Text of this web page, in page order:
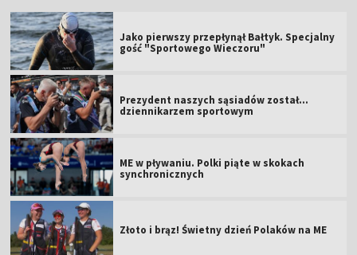
Jako pierwszy przepłynął Bałtyk. Specjalny
gość "Sportowego Wieczoru"
Prezydent naszych sąsiadów został...
dziennikarzem sportowym
ME w pływaniu. Polki piąte w skokach
synchronicznych
Złoto i brąz! Świetny dzień Polaków na ME